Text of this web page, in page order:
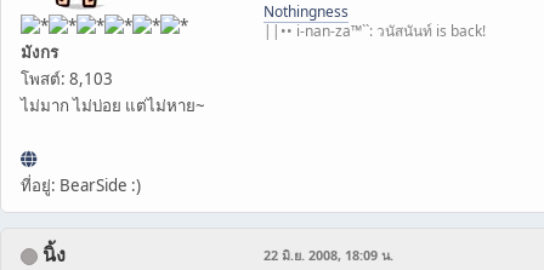
มังกร
โพสต์: 8,103
ไม่มาก ไม่บ่อย แต่ไม่หาย~
ที่อยู่: BearSide :)
Nothingness
||•• i-nan-za™``: วนัสนันท์ is back!
นิ้ง 22 มิ.ย. 2008, 18:09 น.